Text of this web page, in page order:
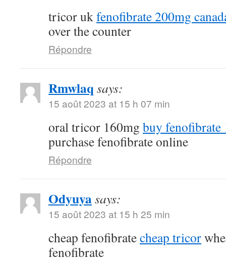
tricor ukfenofibrate 200mg
over the counter
Répondre
Rmwlaq says:
15 août 2023 at 15 h 07 min
oral tricor 160mg buy fenofibrate
purchase fenofibrate online
Répondre
Odyuyasays:
15 août 2023 at 15 h 25 min
cheap fenofibratecheap tricor
fenofibrate